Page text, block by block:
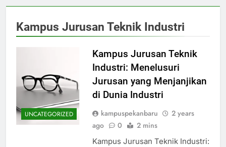
Kampus Jurusan Teknik Industri
UNCATEGORIZED
Kampus Jurusan Teknik
Industri: Menelusuri
Jurusan yang Menjanjikan
di Dunia Industri
kampuspekanbaru
2 years
ago
0 2 mins
Kampus Jurusan Teknik Industri: